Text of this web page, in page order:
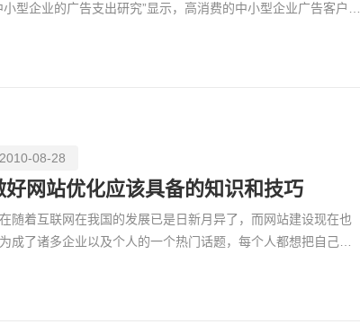
小型企业的广告支出研究”显示，高消费的中小型企业广告客户平
2010-08-28
好网站优化应该具备的知识和技巧
随着互联网在我国的发展已是日新月异了，而网站建设现在也
成了诸多企业以及个人的一个热门话题，每个人都想把自己的